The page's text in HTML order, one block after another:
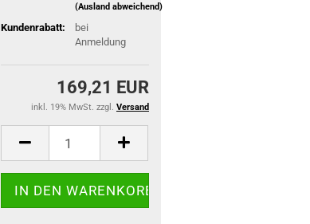
(Ausland abweichend)
Kundenrabatt:
bei
Anmeldung
169,21 EUR
inkl. 19% MwSt. zzgl. Versand